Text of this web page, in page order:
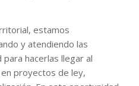
estamos
y atendiendo las
hacerlas llegar al
proyectos de ley,